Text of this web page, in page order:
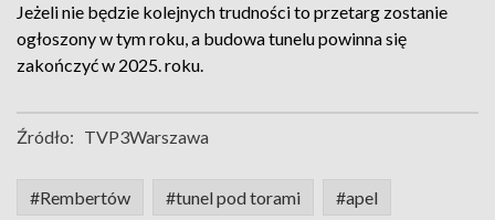
Jeżeli nie będzie kolejnych trudności to przetarg zostanie
ogłoszony w tym roku, a budowa tunelu powinna się
zakończyć w 2025. roku.
Źródło: TVP3Warszawa
#Rembertów #tunel pod torami #apel